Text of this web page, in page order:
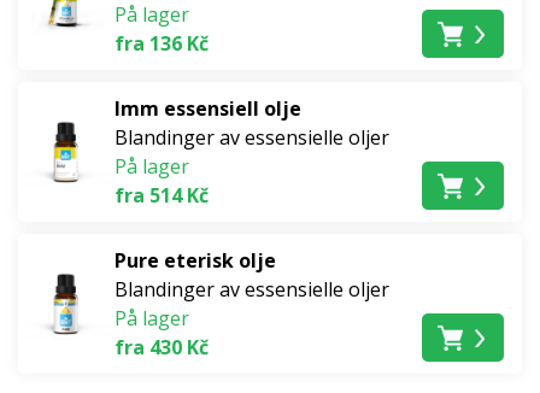
På lager
fra 136 Kč
Imm essensiell olje
Blandinger av essensielle oljer
På lager
fra 514 Kč
Pure eterisk olje
Blandinger av essensielle oljer
På lager
fra 430 Kč